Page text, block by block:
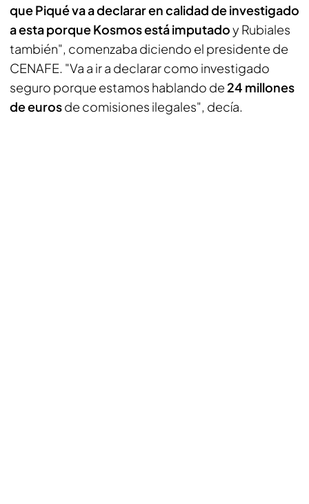
que Piqué va a declarar en calidad de investigado
a esta porque Kosmos está imputadoy Rubiales
también", comenzaba diciendo el presidente de
CENAFE. "Va a ir a declarar como investigado
seguro porque estamos hablando de 24 millones
de eurosde comisiones ilegales", decía.